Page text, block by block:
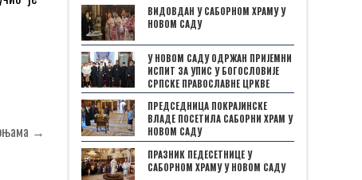
→
ВИДОВДАН У САБОРНОМ ХРАМУ У
НОВОМ САДУ
У НОВОМ САДУ ОДРЖАН ПРИЈЕМНИ
ИСПИТ ЗА УПИС У БОГОСЛОВИЈЕ
СРПСКЕ ПРАВОСЛАВНЕ ЦРКВЕ
ПРЕДСЕДНИЦА ПОКРАЈИНСКЕ
ВЛАДЕ ПОСЕТИЛА САБОРНИ ХРАМ У
НОВОМ САДУ
ПРАЗНИК ПЕДЕСЕТНИЦЕ У
САБОРНОМ ХРАМУ У НОВОМ САДУ